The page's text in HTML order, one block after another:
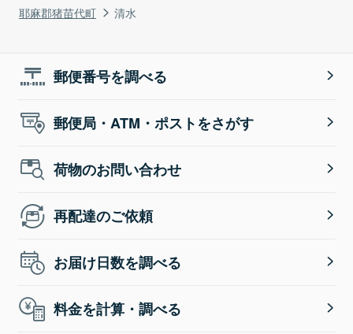
耶麻郡猪苗代町
清水
郵便番号を調べる
郵便局・ATM・ポストをさがす
荷物のお問い合わせ
再配達のご依頼
お届け日数を調べる
料金を計算・調べる